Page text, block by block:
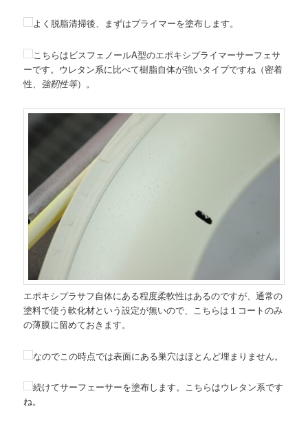
よく脱脂清掃後、まずはプライマーを塗布します。
こちらはビスフェノールA型のエポキシプライマーサーフェサ
ーです。ウレタン系に比べて樹脂自体が強いタイプですね（密着
性、 強靭性等）。
エポキシプラサフ自体にある程度柔軟性はあるのですが、通常の
塗料で使う軟化材という設定が無いので、こちらは１コートのみ
の薄膜に留めておきます。
なのでこの時点では表面にある巣穴はほとんど埋まりません。
続けてサーフェーサーを塗布します。こちらはウレタン系です
ね。